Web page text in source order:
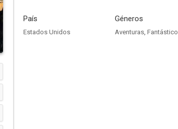
País
Estados Unidos
Géneros
Aventuras, Fantástico